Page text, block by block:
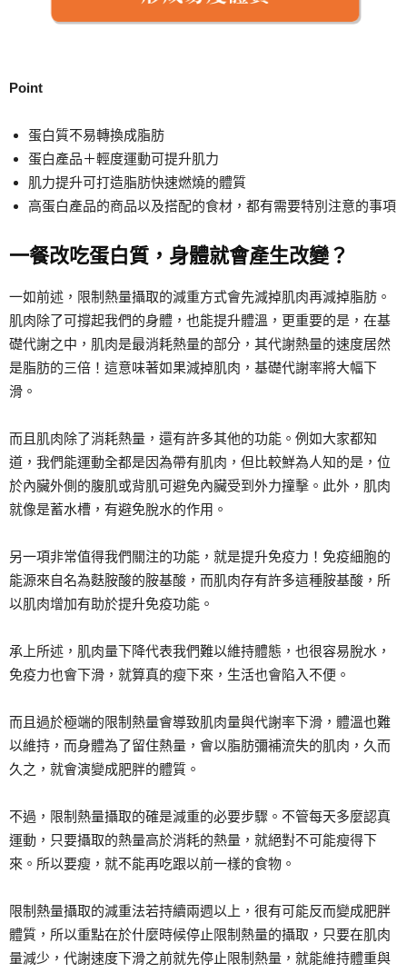
Point
蛋白質不易轉換成脂肪
蛋白產品＋輕度運動可提升肌力
肌力提升可打造脂肪快速燃燒的體質
高蛋白產品的商品以及搭配的食材，都有需要特別注意的事項
一餐改吃蛋白質，身體就會產生改變？
一如前述，限制熱量攝取的減重方式會先減掉肌肉再減掉脂肪。
肌肉除了可撐起我們的身體，也能提升體溫，更重要的是，在基
礎代謝之中，肌肉是最消耗熱量的部分，其代謝熱量的速度居然
是脂肪的三倍！這意味著如果減掉肌肉，基礎代謝率將大幅下
滑。
而且肌肉除了消耗熱量，還有許多其他的功能。例如大家都知
道，我們能運動全都是因為帶有肌肉，但比較鮮為人知的是，位
於內臟外側的腹肌或背肌可避免內臟受到外力撞擊。此外，肌肉
就像是蓄水槽，有避免脫水的作用。
另一項非常值得我們關注的功能，就是提升免疫力！免疫細胞的
能源來自名為麩胺酸的胺基酸，而肌肉存有許多這種胺基酸，所
以肌肉增加有助於提升免疫功能。
承上所述，肌肉量下降代表我們難以維持體態，也很容易脫水，
免疫力也會下滑，就算真的瘦下來，生活也會陷入不便。
而且過於極端的限制熱量會導致肌肉量與代謝率下滑，體溫也難
以維持，而身體為了留住熱量，會以脂肪彌補流失的肌肉，久而
久之，就會演變成肥胖的體質。
不過，限制熱量攝取的確是減重的必要步驟。不管每天多麼認真
運動，只要攝取的熱量高於消耗的熱量，就絕對不可能瘦得下
來。所以要瘦，就不能再吃跟以前一樣的食物。
限制熱量攝取的減重法若持續兩週以上，很有可能反而變成肥胖
體質，所以重點在於什麼時候停止限制熱量的攝取，只要在肌肉
量減少，代謝速度下滑之前就先停止限制熱量，就能維持體重與